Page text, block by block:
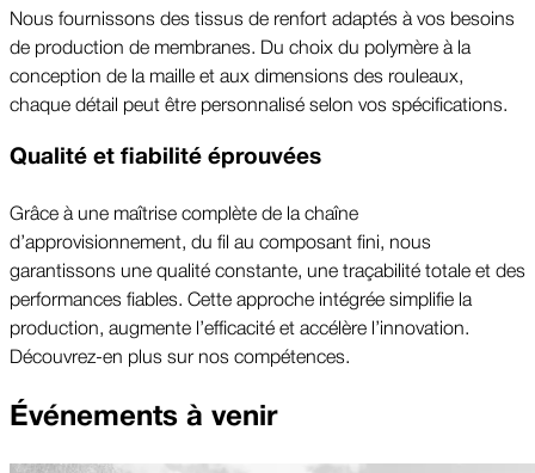
Nous fournissons des tissus de renfort adaptés à vos besoins
de production de membranes. Du choix du polymère à la
conception de la maille et aux dimensions des rouleaux,
chaque détail peut être personnalisé selon vos spécifications.
Qualité et fiabilité éprouvées
Grâce à une maîtrise complète de la chaîne
d’approvisionnement, du fil au composant fini, nous
garantissons une qualité constante, une traçabilité totale et des
performances fiables. Cette approche intégrée simplifie la
production, augmente l’efficacité et accélère l’innovation.
Découvrez-en plus sur nos compétences.
Événements à venir